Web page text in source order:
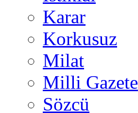
Karar
Korkusuz
Milat
Milli Gazete
Sözcü